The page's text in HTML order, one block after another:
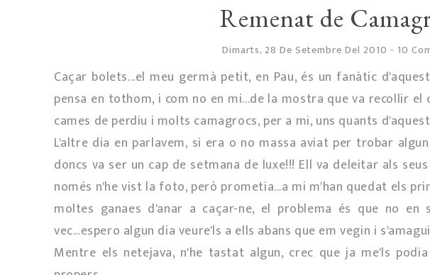
Remenat de
Dimarts, 28 De Setembre Del 2010 - 10
Caçar bolets...el meu germà petit, en Pau, és un fanàtic
pensa en tothom, i com no en mi...de la mostra que va recollir el
cames de perdiu i molts camagrocs, per a mi, uns quants
L'altre dia en parlavem, si era o no massa aviat per trobar
doncs va ser un cap de setmana de luxe!!! Ell va deleitar als
només n'he vist la foto, però prometia...a mi m'han quedat els
moltes ganaes d'anar a caçar-ne, el problema és que no en
vec...espero algun dia veure'ls a ells abans que em vegin i
Mentre els netejava, n'he tastat algun, crec que ja me'ls